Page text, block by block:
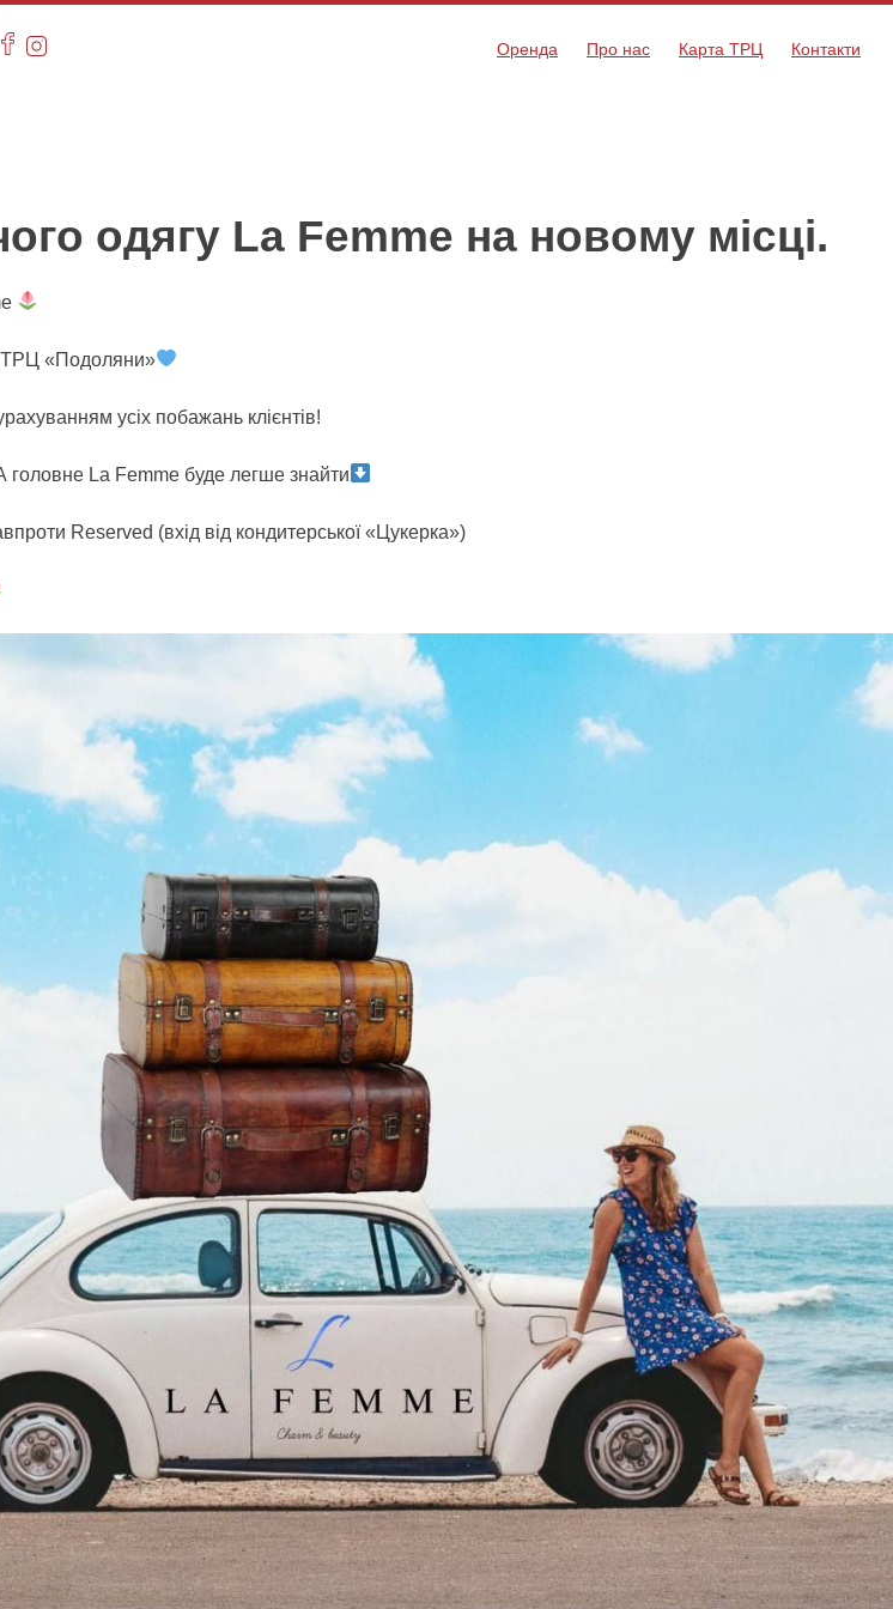
Оренда Про нас Карта ТРЦ Контакти
одягу La Femme на новому місці.
ТРЦ «Подоляни»
усіх побажань клієнтів!
головне La Femme буде легше знайти
Reserved (вхід від кондитерської «Цукерка»)